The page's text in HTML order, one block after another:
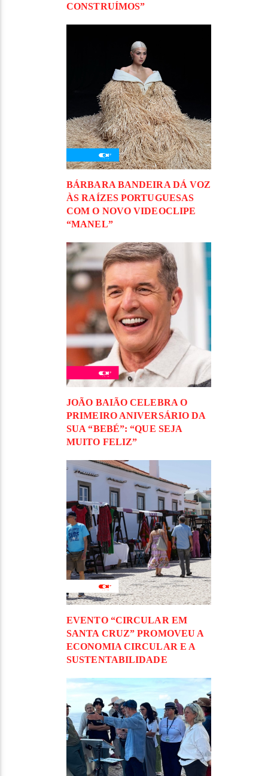
CONSTRUÍMOS”
BÁRBARA BANDEIRA DÁ VOZ
ÀS RAÍZES PORTUGUESAS
COM O NOVO VIDEOCLIPE
“MANEL”
JOÃO BAIÃO CELEBRA O
PRIMEIRO ANIVERSÁRIO DA
SUA “BEBÉ”: “QUE SEJA
MUITO FELIZ”
EVENTO “CIRCULAR EM
SANTA CRUZ” PROMOVEU A
ECONOMIA CIRCULAR E A
SUSTENTABILIDADE